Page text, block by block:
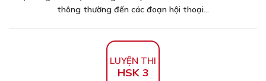
thông thường đến các đoạn hội thoại...
LUYỆN THI
HSK 3